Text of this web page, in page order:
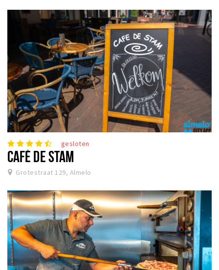
gesloten
CAFÉ DE STAM
Grotestraat 129, Almelo